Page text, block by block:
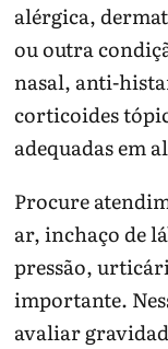
alérgica,
ou outra
nasal, anti-
corticoides
adequadas em
Procure
ar, inchaço de
pressão,
importante.
avaliar